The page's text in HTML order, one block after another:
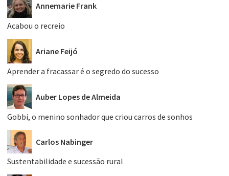
Annemarie Frank
Acabou o recreio
Ariane Feijó
Aprender a fracassar é o segredo do sucesso
Auber Lopes de Almeida
Gobbi, o menino sonhador que criou carros de sonhos
Carlos Nabinger
Sustentabilidade e sucessão rural